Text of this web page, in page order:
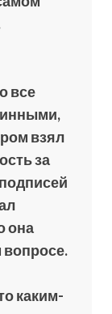
все
взял
за
она
вопросе.
каким-